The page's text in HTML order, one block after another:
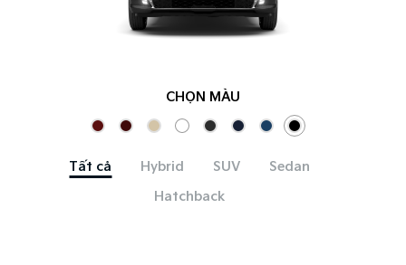
CHỌN MÀU
Tất cả Hybrid SUV
Sedan
Hatchback